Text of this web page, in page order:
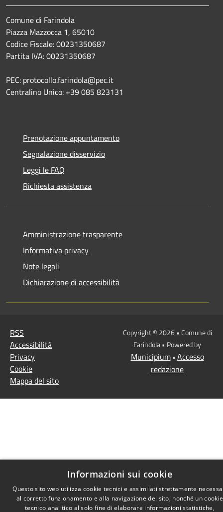
Comune di Farindola
Piazza Mazzocca 1, 65010
Codice Fiscale: 00231350687
Partita IVA: 00231350687
PEC: protocollo.farindola@pec.it
Centralino Unico: +39 085 823131
Prenotazione appuntamento
Segnalazione disservizio
Leggi le FAQ
Richiesta assistenza
Amministrazione trasparente
Informativa privacy
Note legali
Dichiarazione di accessibilità
RSS
Accessibilità
Privacy
Cookie
Mappa del sito
Copyright © 2026 • Comune di
Farindola • Powered by
Municipium• Accesso
redazione
Informazioni sui cookie
Questo sito web utilizza cookie tecnici e assimilati strettamente
al corretto funzionamento e alla navigazione del sito, nonché un cookie
tecnico analitico al solo fine di elaborare informazioni statistiche,